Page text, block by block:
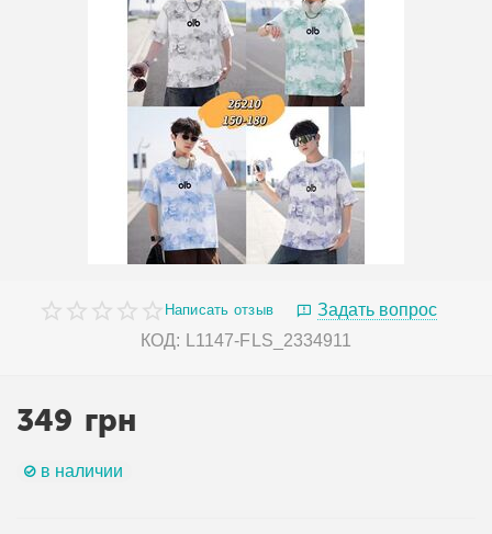
Написать отзыв
Задать вопрос
КОД:
L1147-FLS_2334911
349 грн
в наличии